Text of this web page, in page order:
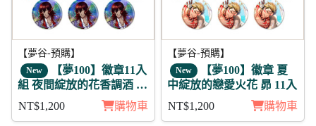
【夢谷-預購】
New 【夢100】徽章11入
組 夜間綻放的花香調酒 迪
NT$1,200 購物車
【夢谷-預購】
New 【夢100】徽章 夏
中綻放的戀愛火花 昴 11入
NT$1,200
購物車